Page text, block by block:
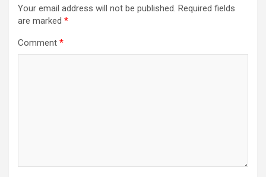
Your email address will not be published. Required fields
are marked *
Comment *